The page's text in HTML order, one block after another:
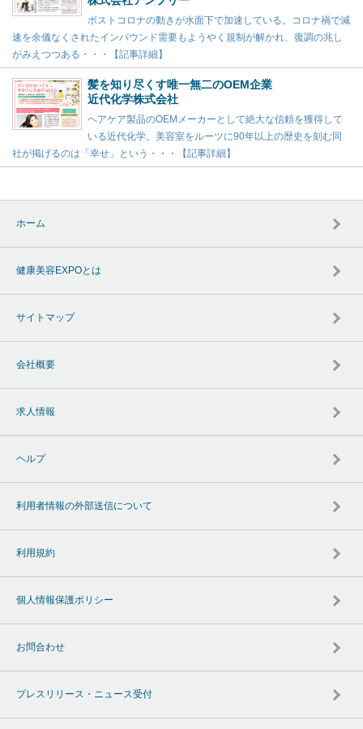
ポストコロナの動きが水面下で加速している。コロナ禍で減
速を余儀なくされたインバウンド需要もようやく規制が解かれ、復調の兆し
がみえつつある・・・【記事詳細】
髪を知り尽くす唯一無二のOEM企業
近代化学株式会社
ヘアケア製品のOEMメーカーとして絶大な信頼を獲得して
いる近代化学。美容室をルーツに90年以上の歴史を刻む同
社が掲げるのは「幸せ」という・・・【記事詳細】
ホーム
健康美容EXPOとは
サイトマップ
会社概要
求人情報
ヘルプ
利用者情報の外部送信について
利用規約
個人情報保護ポリシー
お問合わせ
プレスリリース・ニュース受付